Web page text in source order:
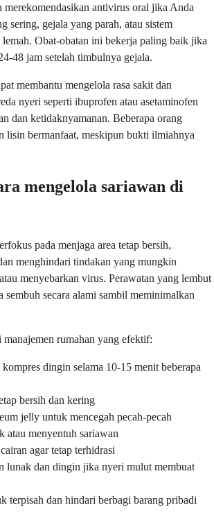
antivirus oral jika Anda
sering, gejala yang parah, atau sistem
Obat-obatan ini bekerja paling baik jika
48 jam setelah timbulnya gejala.
membantu mengelola rasa sakit dan
nyeri seperti ibuprofen atau asetaminofen
dan ketidaknyamanan. Beberapa orang
lisin bermanfaat, meskipun bukti ilmiahnya
mengelola sariawan di
pada menjaga area tetap bersih,
menghindari tindakan yang mungkin
menyebarkan virus. Perawatan yang lembut
sembuh secara alami sambil meminimalkan
rumahan yang efektif:
kompres dingin selama 10-15 menit beberapa
bersih dan kering
jelly untuk mencegah pecah-pecah
atau menyentuh sariawan
agar tetap terhidrasi
lunak dan dingin jika nyeri mulut membuat
terpisah dan hindari berbagi barang pribadi